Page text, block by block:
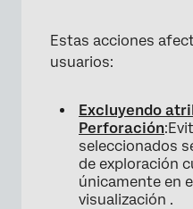
Estas acciones
usuarios:
Excluyendo
Perforación
seleccionados
de exploración
únicamente en
visualización .